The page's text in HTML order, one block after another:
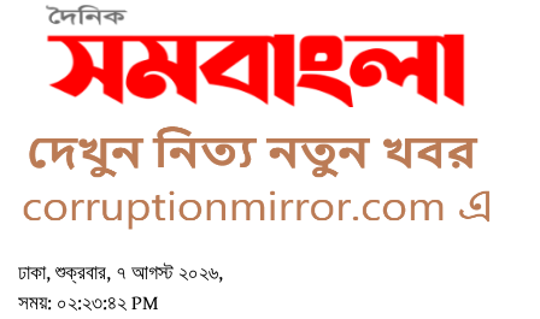
ঢাকা, শুক্রবার, ৭ আগস্ট ২০২৬,
সময়: ০২:২৩:৪২ PM